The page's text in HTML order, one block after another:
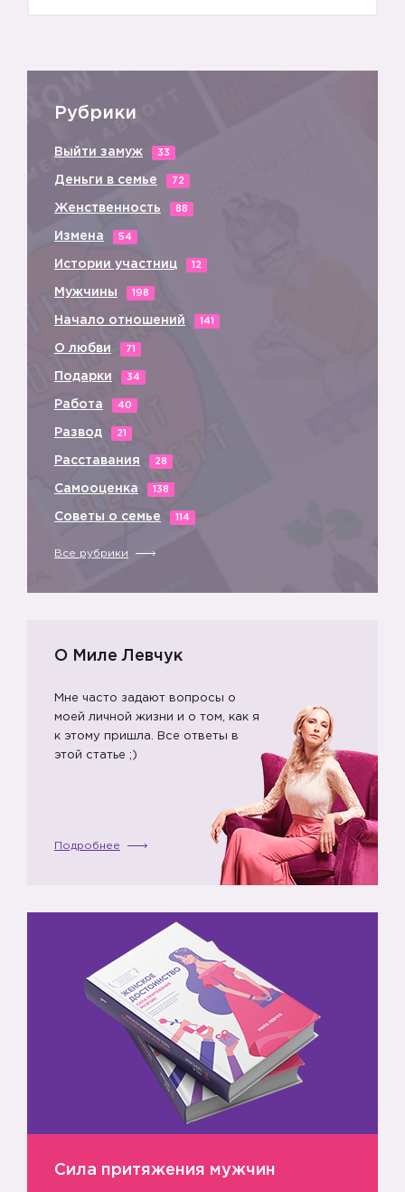
Рубрики
Выйти замуж 33
Деньги в семье 72
Женственность 88
Измена 54
Истории участниц 12
Мужчины 198
Начало отношений 141
О любви 71
Подарки 34
Работа 40
Развод 21
Расставания 28
Самооценка 138
Советы о семье 114
Все рубрики
О Миле Левчук
Мне часто задают вопросы о
моей личной жизни и о том, как я
к этому пришла. Все ответы в
этой статье ;)
Подробнее
Сила притяжения мужчин